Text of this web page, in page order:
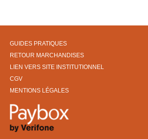
GUIDES PRATIQUES
RETOUR MARCHANDISES
LIEN VERS SITE INSTITUTIONNEL
CGV
MENTIONS LÉGALES